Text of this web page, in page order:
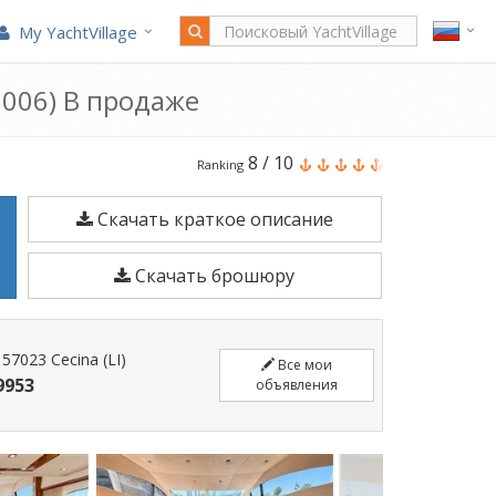
My YachtVillage
В продаже
Sunseeker
Manhattan
50
является
15,66
м
Моторная
построено
2006.
Ranking 8 / 10
Скачать краткое описание
Скачать брошюру
Cecina (LI)
Все мои
объявления